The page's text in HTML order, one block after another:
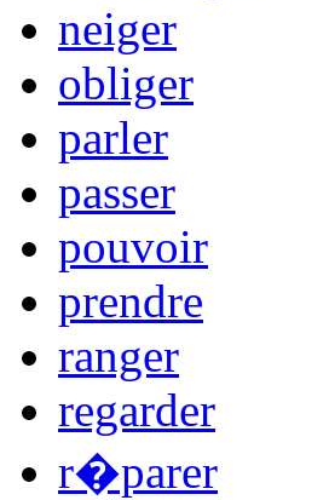
neiger
obliger
parler
passer
pouvoir
prendre
ranger
regarder
r�parer